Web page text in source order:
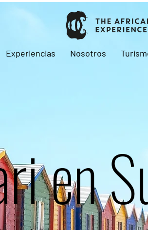
Experiencias Nosotros
en